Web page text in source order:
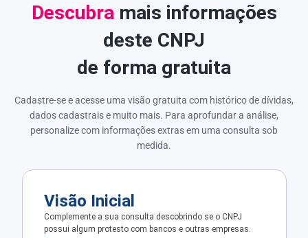
Descubra mais informações
deste CNPJ
de forma gratuita
Cadastre-se e acesse uma visão gratuita com histórico de dívidas,
dados cadastrais e muito mais. Para aprofundar a análise,
personalize com informações extras em uma consulta sob
medida.
Visão Inicial
Complemente a sua consulta descobrindo se o CNPJ
possui algum protesto com bancos e outras empresas.